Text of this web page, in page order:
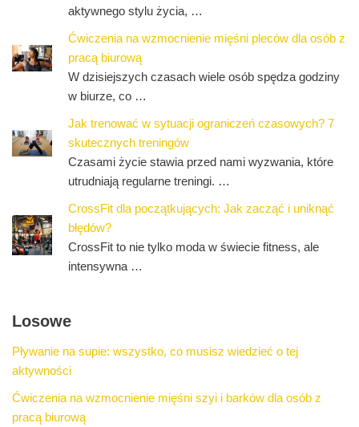
aktywnego stylu życia, …
Ćwiczenia na wzmocnienie mięśni pleców dla osób z
pracą biurową
W dzisiejszych czasach wiele osób spędza godziny
w biurze, co …
Jak trenować w sytuacji ograniczeń czasowych? 7
skutecznych treningów
Czasami życie stawia przed nami wyzwania, które
utrudniają regularne treningi. …
CrossFit dla początkujących: Jak zacząć i uniknąć
błędów?
CrossFit to nie tylko moda w świecie fitness, ale
intensywna …
Losowe
Pływanie na supie: wszystko, co musisz wiedzieć o tej
aktywności
Ćwiczenia na wzmocnienie mięśni szyi i barków dla osób z
pracą biurową